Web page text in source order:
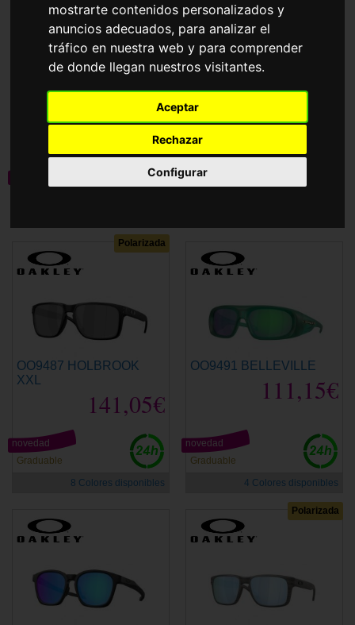
mostrarte contenidos personalizados y
anuncios adecuados, para analizar el
tráfico en nuestra web y para comprender
de donde llegan nuestros visitantes.
Aceptar
Rechazar
Configurar
OO9531 SPHAERA
160,55€
OO9289 FROGSKINS
HYBRID
124,80€
novedad
Polarizada
OO9487 HOLBROOK
XXL
141,05€
Graduable
novedad
8 Colores disponibles
OO9491 BELLEVILLE
111,15€
Graduable
novedad
4 Colores disponibles
Polarizada